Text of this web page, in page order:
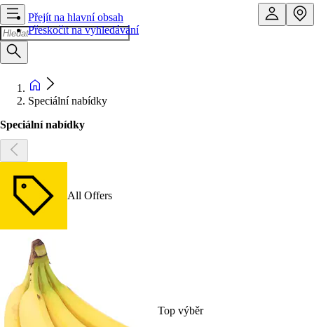
Přejít na hlavní obsah
Přeskočit na vyhledávání
Speciální nabídky
Speciální nabídky
All Offers
Top výběr